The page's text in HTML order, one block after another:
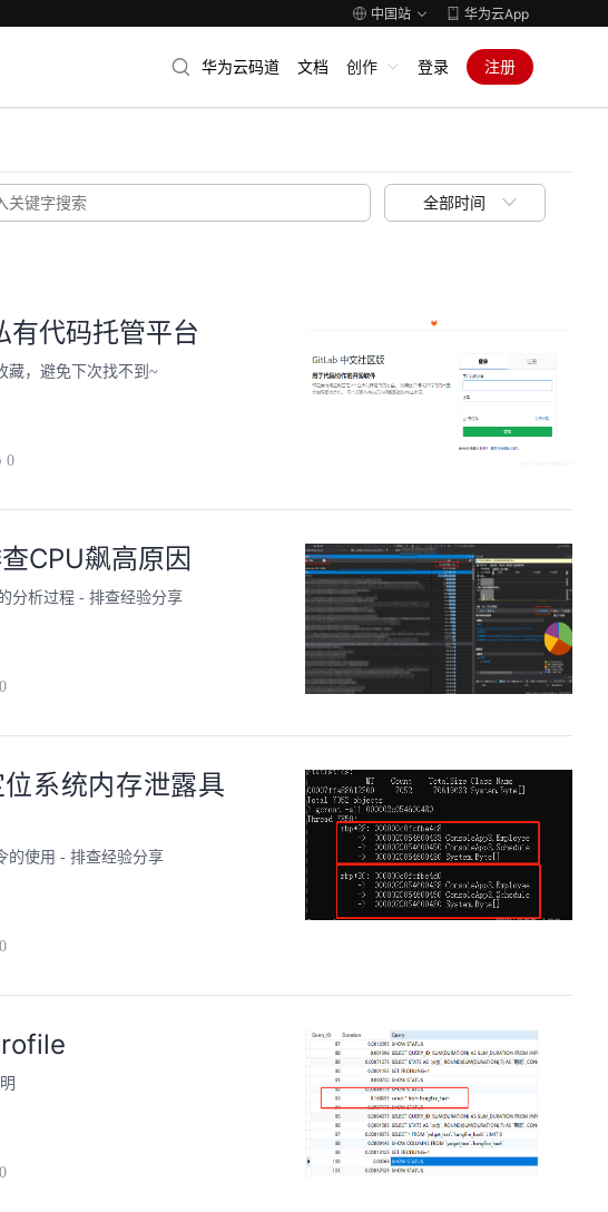
中国站 华为云App
华为云码道 文档 创作 登录 注册
全部时间
有代码托管平台
藏，避免下次找不到~
0
CPU飙高原因
分析过程 - 排查经验分享
0
系统内存泄露具
的使用 - 排查经验分享
0
0